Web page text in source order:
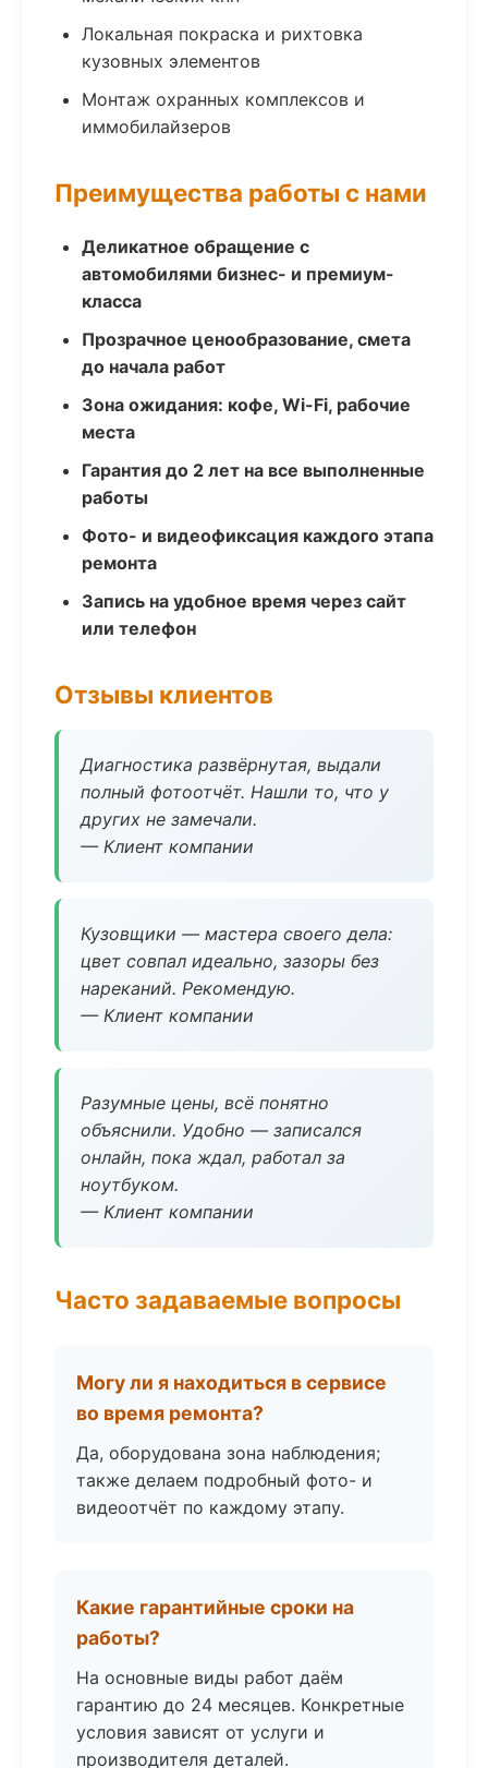
Локальная покраска и рихтовка
кузовных элементов
Монтаж охранных комплексов и
иммобилайзеров
Преимущества работы с нами
Деликатное обращение с
автомобилями бизнес- и премиум-
класса
Прозрачное ценообразование, смета
до начала работ
Зона ожидания: кофе, Wi-Fi, рабочие
места
Гарантия до 2 лет на все выполненные
работы
Фото- и видеофиксация каждого этапа
ремонта
Запись на удобное время через сайт
или телефон
Отзывы клиентов
Диагностика развёрнутая, выдали
полный фотоотчёт. Нашли то, что у
других не замечали.
— Клиент компании
Кузовщики — мастера своего дела:
цвет совпал идеально, зазоры без
нареканий. Рекомендую.
— Клиент компании
Разумные цены, всё понятно
объяснили. Удобно — записался
онлайн, пока ждал, работал за
ноутбуком.
— Клиент компании
Часто задаваемые вопросы
Могу ли я находиться в сервисе
во время ремонта?
Да, оборудована зона наблюдения;
также делаем подробный фото- и
видеоотчёт по каждому этапу.
Какие гарантийные сроки на
работы?
На основные виды работ даём
гарантию до 24 месяцев. Конкретные
условия зависят от услуги и
производителя деталей.